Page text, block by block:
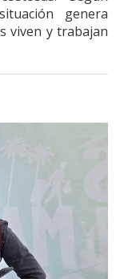
genera
viven y trabajan